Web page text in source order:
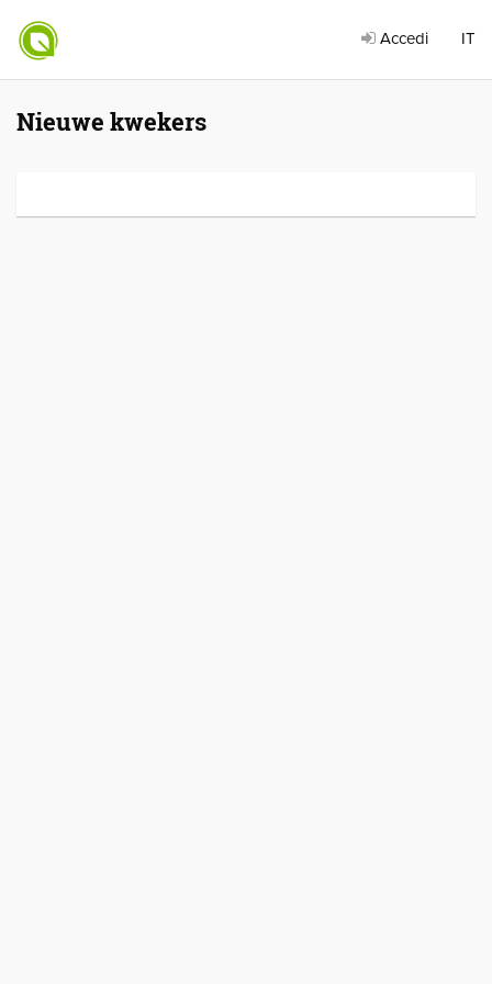
Accedi IT
Nieuwe kwekers